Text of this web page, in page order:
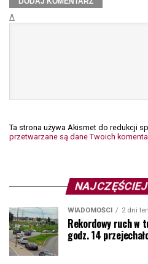
Δ
Ta strona używa Akismet do redukcji
przetwarzane są dane Twoich
WIADOMOŚCI 2 dni
Rekordowy ruch w
godz. 14